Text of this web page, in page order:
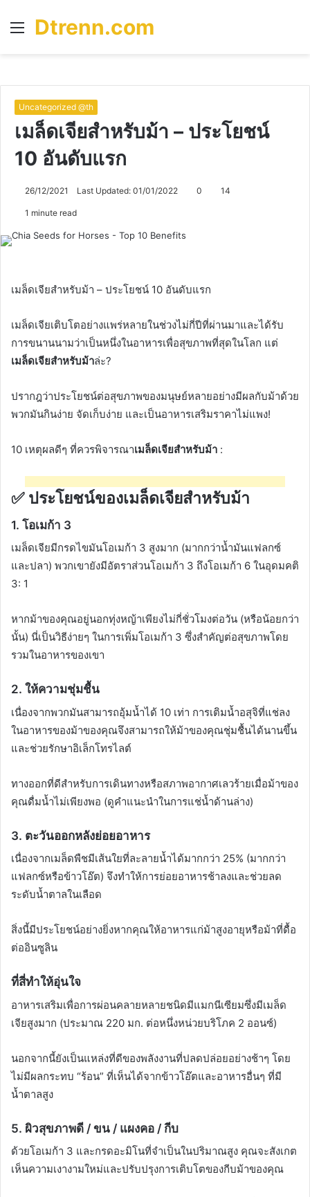
Menu
Dtrenn.com
Uncategorized @th
เมล็ดเจียสำหรับม้า – ประโยชน์
10 อันดับแรก
26/12/2021 Last Updated: 01/01/2022 0 14
1 minute read
เมล็ดเจียสำหรับม้า – ประโยชน์ 10 อันดับแรก
เมล็ดเจียเติบโตอย่างแพร่หลายในช่วงไม่กี่ปีที่ผ่านมาและได้รับ
การขนานนามว่าเป็นหนึ่งในอาหารเพื่อสุขภาพที่สุดในโลก แต่
เมล็ดเจียสำหรับม้าล่ะ?
ปรากฎว่าประโยชน์ต่อสุขภาพของมนุษย์หลายอย่างมีผลกับม้าด้วย
พวกมันกินง่าย จัดเก็บง่าย และเป็นอาหารเสริมราคาไม่แพง!
10 เหตุผลดีๆ ที่ควรพิจารณาเมล็ดเจียสำหรับม้า :
✅ ประโยชน์ของเมล็ดเจียสำหรับม้า
1. โอเมก้า 3
เมล็ดเจียมีกรดไขมันโอเมก้า 3 สูงมาก (มากกว่าน้ำมันแฟลกซ์
และปลา) พวกเขายังมีอัตราส่วนโอเมก้า 3 ถึงโอเมก้า 6 ในอุดมคติ
3: 1
หากม้าของคุณอยู่นอกทุ่งหญ้าเพียงไม่กี่ชั่วโมงต่อวัน (หรือน้อยกว่า
นั้น) นี่เป็นวิธีง่ายๆ ในการเพิ่มโอเมก้า 3 ซึ่งสำคัญต่อสุขภาพโดย
รวมในอาหารของเขา
2. ให้ความชุ่มชื้น
เนื่องจากพวกมันสามารถอุ้มน้ำได้ 10 เท่า การเติมน้ำอสุจิที่แช่ลง
ในอาหารของม้าของคุณจึงสามารถให้ม้าของคุณชุ่มชื้นได้นานขึ้น
และช่วยรักษาอิเล็กโทรไลต์
ทางออกที่ดีสำหรับการเดินทางหรือสภาพอากาศเลวร้ายเมื่อม้าของ
คุณดื่มน้ำไม่เพียงพอ (ดูคำแนะนำในการแช่น้ำด้านล่าง)
3. ตะวันออกหลังย่อยอาหาร
เนื่องจากเมล็ดพืชมีเส้นใยที่ละลายน้ำได้มากกว่า 25% (มากกว่า
แฟลกซ์หรือข้าวโอ๊ต) จึงทำให้การย่อยอาหารช้าลงและช่วยลด
ระดับน้ำตาลในเลือด
สิ่งนี้มีประโยชน์อย่างยิ่งหากคุณให้อาหารแก่ม้าสูงอายุหรือม้าที่ดื้อ
ต่ออินซูลิน
ที่สี่ทำให้อุ่นใจ
อาหารเสริมเพื่อการผ่อนคลายหลายชนิดมีแมกนีเซียมซึ่งมีเมล็ด
เจียสูงมาก (ประมาณ 220 มก. ต่อหนึ่งหน่วยบริโภค 2 ออนซ์)
นอกจากนี้ยังเป็นแหล่งที่ดีของพลังงานที่ปลดปล่อยอย่างช้าๆ โดย
ไม่มีผลกระทบ “ร้อน” ที่เห็นได้จากข้าวโอ๊ตและอาหารอื่นๆ ที่มี
น้ำตาลสูง
5. ผิวสุขภาพดี / ขน / แผงคอ / กีบ
ด้วยโอเมก้า 3 และกรดอะมิโนที่จำเป็นในปริมาณสูง คุณจะสังเกต
เห็นความเงางามใหม่และปรับปรุงการเติบโตของกีบม้าของคุณ